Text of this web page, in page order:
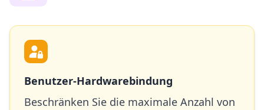
Benutzer-Hardwarebindung
Beschränken Sie die maximale Anzahl von